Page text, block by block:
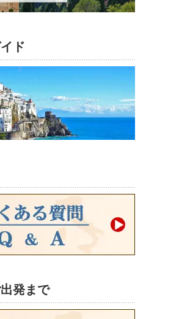
ド
発まで